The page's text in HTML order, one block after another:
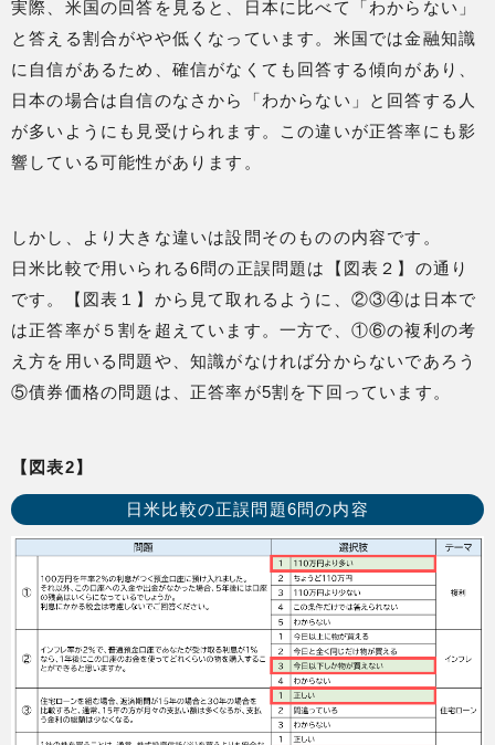
実際、米国の回答を見ると、日本に比べて「わからない」
と答える割合がやや低くなっています。米国では金融知識
に自信があるため、確信がなくても回答する傾向があり、
日本の場合は自信のなさから「わからない」と回答する人
が多いようにも見受けられます。この違いが正答率にも影
響している可能性があります。
しかし、より大きな違いは設問そのものの内容です。
日米比較で用いられる6問の正誤問題は【図表２】の通り
です。【図表１】から見て取れるように、②③④は日本で
は正答率が５割を超えています。一方で、①⑥の複利の考
え方を用いる問題や、知識がなければ分からないであろう
⑤債券価格の問題は、正答率が5割を下回っています。
【図表2】
日米比較の正誤問題6問の内容